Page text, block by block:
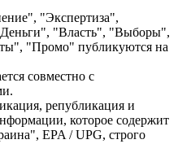
"Экспертиза",
"Власть", "Выборы",
"Промо" публикуются на
совместно с
републикация и
которое содержит
EPA / UPG, строго